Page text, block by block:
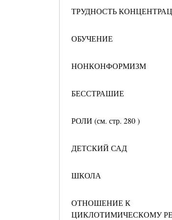
ТРУДНОСТЬ
ОБУЧЕНИЕ
НОНКОНФОРМИЗМ
БЕССТРАШИЕ
РОЛИ (см. стр. 280 )
ДЕТСКИЙ САД
ШКОЛА
ОТНОШЕНИЕ К
ЦИКЛОТИМИЧЕСКОМУ